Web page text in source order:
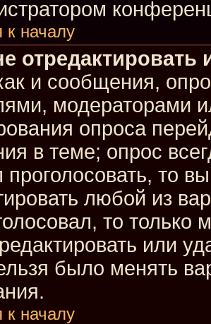
к началу
отредактировать
и сообщения,
модераторами
опроса
в теме; опрос
проголосовать, то
любой из
то
или
было менять
к началу